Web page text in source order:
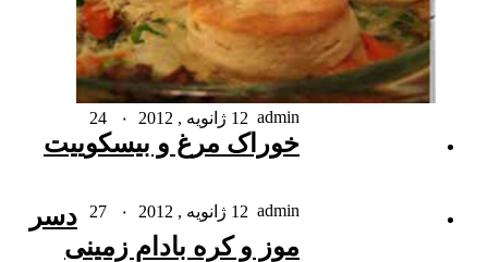
admin 12 ژانویه , 2012 ۰
خوراک مرغ و بیسکوییت
admin 12 ژانویه , 2012 ۰
دسر
موز و کره بادام زمینی